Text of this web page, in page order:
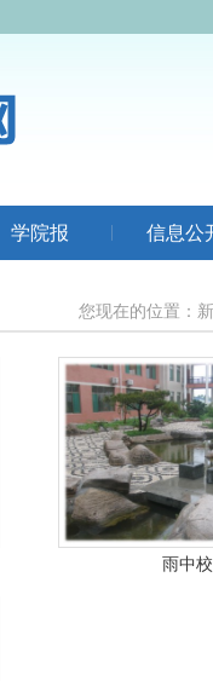
学院报 信息公
您现在的位置：
雨中